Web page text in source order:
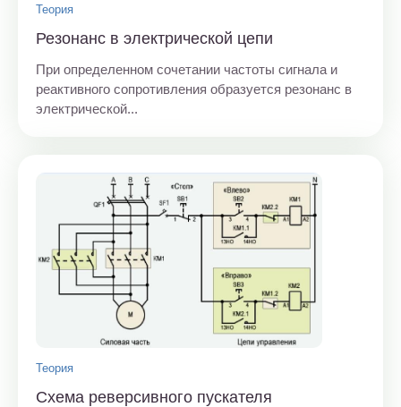
Теория
Резонанс в электрической цепи
При определенном сочетании частоты сигнала и
реактивного сопротивления образуется резонанс в
электрической...
Теория
Схема реверсивного пускателя